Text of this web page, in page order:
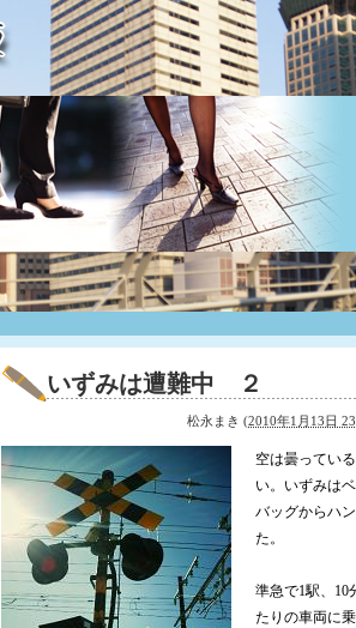
いずみは遭難中 ２
松永まき (2010年1月13日
空は曇ってい
い。いずみは
バッグからハ
た。
準急で1駅、 10
たりの車両に